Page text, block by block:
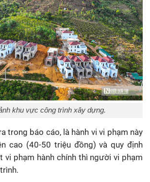
khu vực công trình xây dựng.
trong báo cáo, là hành vi vi phạm này
cao (40-50 triệu đồng) và quy định
vi phạm hành chính thì người vi phạm